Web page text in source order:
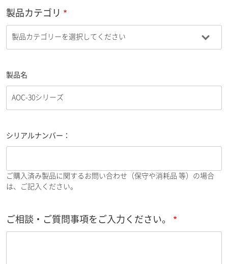
製品カテゴリ
製品名
シリアルナンバー：
ご購入済み製品に関するお問い合わせ（保守や消耗品 等）の場合
は、ご記入ください。
ご相談・ご質問事項をご入力ください。